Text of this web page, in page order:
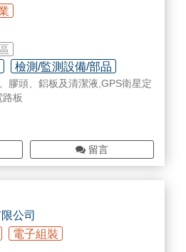
檢測/監測設備/部品
膠頭、鋁板及清潔液,GPS衛星定
板
留言
公司
電子組裝